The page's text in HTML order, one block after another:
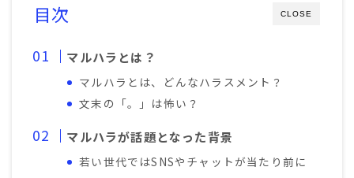
CLOSE
目次
マルハラとは？
マルハラとは、どんなハラスメント？
文末の「。」は怖い？
マルハラが話題となった背景
若い世代ではSNSやチャットが当たり前に